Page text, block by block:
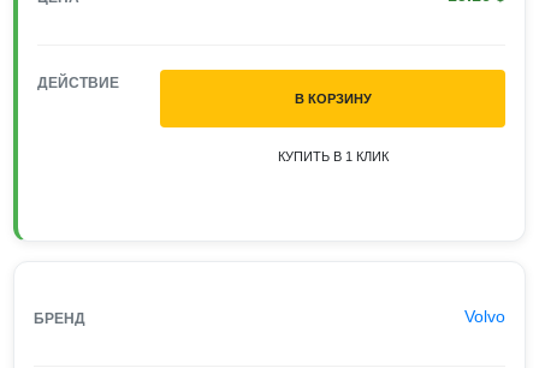
ДЕЙСТВИЕ
В КОРЗИНУ
КУПИТЬ В 1 КЛИК
БРЕНД Volvo